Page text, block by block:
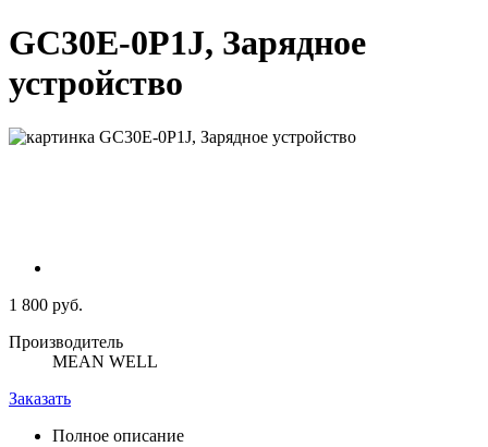
GC30E-0P1J, Зарядное
устройство
1 800 руб.
Производитель
MEAN WELL
Заказать
Полное описание